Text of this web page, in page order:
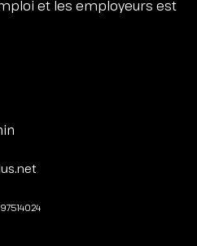
et les employeurs est